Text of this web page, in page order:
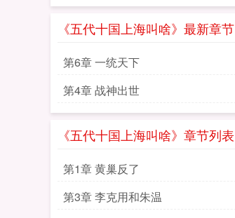
《五代十国上海叫啥》最新章节
第6章 一统天下
第4章 战神出世
《五代十国上海叫啥》章节列表
第1章 黄巢反了
第3章 李克用和朱温